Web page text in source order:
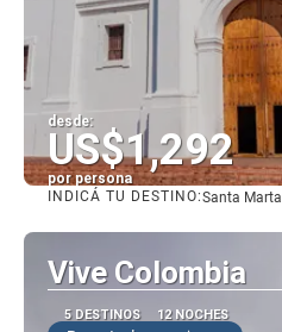
desde:
US$1,292
por persona
INDICÁ TU DESTINO:Santa Marta
Vive Colombia
5 DESTINOS 12 NOCHES